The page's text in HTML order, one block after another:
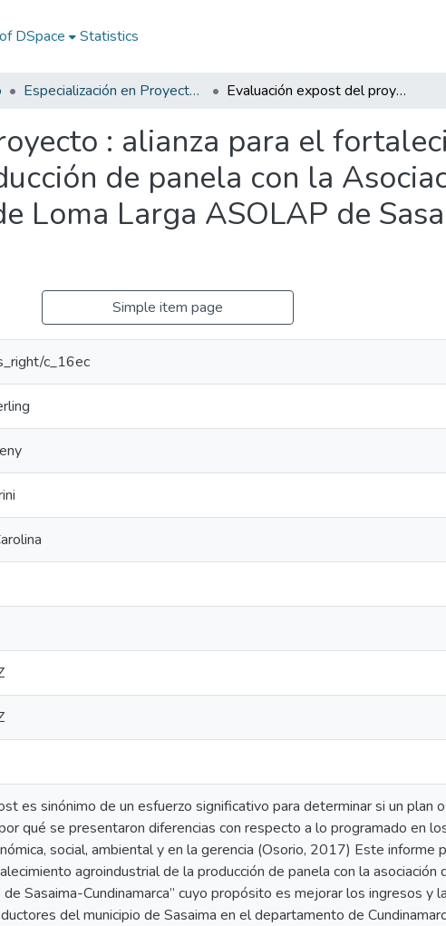
DSpace Statistics
Especialización en Proyectos de Desarrollo Evaluación expost del proyecto : alianza para el fortalecimiento agroindustrial de la producción de panela con la Asociación de Productores Paneleros de Loma Larga ASOLAP de Sasaima - Cundinamarca
: alianza para el
de panela con la
Loma Larga ASOLAP de
Simple item page
c_16ec
es sinónimo de un esfuerzo significativo para determinar si un plan
qué se presentaron diferencias con respecto a lo programado en
social, ambiental y en la gerencia (Osorio, 2017) Este
agroindustrial de la producción de panela con la
Sasaima-Cundinamarca” cuyo propósito es mejorar los ingresos y
del municipio de Sasaima en el departamento de